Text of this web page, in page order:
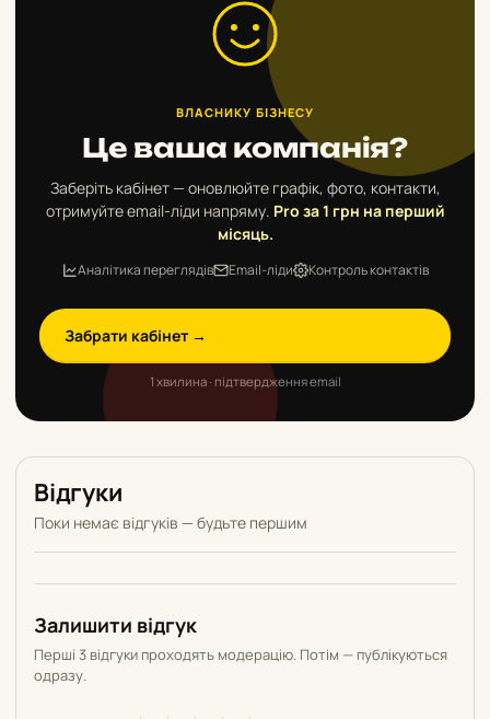
ВЛАСНИКУ БІЗНЕСУ
Це ваша компанія?
Заберіть кабінет — оновлюйте графік, фото, контакти,
отримуйте email-ліди напряму. Pro за 1 грн на перший
місяць.
Аналітика переглядів Email-ліди Контроль контактів
Забрати кабінет →
1 хвилина · підтвердження email
Відгуки
Поки немає відгуків — будьте першим
Залишити відгук
Перші 3 відгуки проходять модерацію. Потім — публікуються
одразу.